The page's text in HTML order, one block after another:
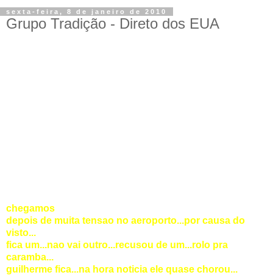
sexta-feira, 8 de janeiro de 2010
Grupo Tradição - Direto dos EUA
chegamos
depois de muita tensao no aeroporto...por causa do
visto...
fica um...nao vai outro...recusou de um...rolo pra
caramba...
guilherme fica...na hora noticia ele quase chorou...